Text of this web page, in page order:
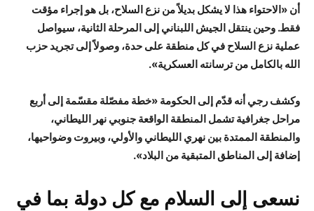
أن «الاحتواء هذا لا يشكل بديلاً من نزع السلاح، بل هو إجراء مؤقت
فقط. وحين ينتقل الجيش اللبناني إلى المرحلة الثانية، سيواصل
عملية نزع السلاح في كل منطقة على حدة، وصولاً إلى تجريد حزب
الله بالكامل من ترسانته العسكرية».
وكشف رجي أنه قدّم إلى الحكومة «خطة مفصّلة مقسّمة إلى أربع
مراحل جغرافية تشمل المنطقة الواقعة جنوبي نهر الليطاني،
والمنطقة الممتدة بين نهري الليطاني والأولي، وبيروت وضواحيها،
إضافة إلى المناطق المتبقية من البلاد».
نسعى إلى السلام مع كل دولة بما في